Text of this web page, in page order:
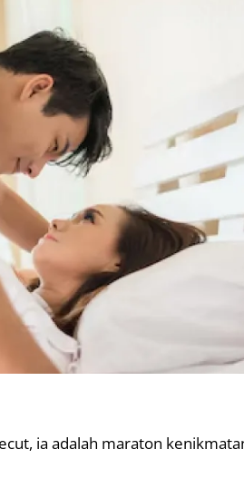
ia adalah maraton